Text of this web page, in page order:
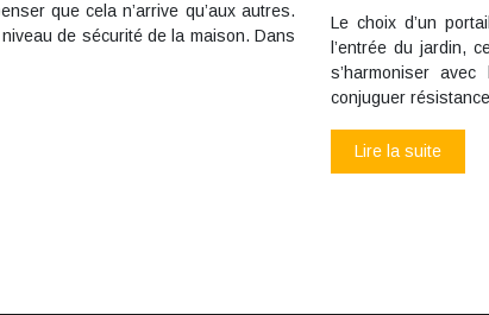
que cela n’arrive qu’aux autres.
de sécurité de la maison. Dans
Le choix d’un
l’entrée du jardin,
s’harmoniser
conjuguer
Lire la suite